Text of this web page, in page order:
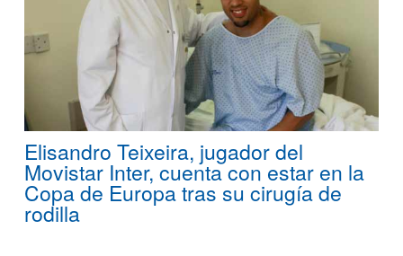
Elisandro Teixeira, jugador del
Movistar Inter, cuenta con estar en la
Copa de Europa tras su cirugía de
rodilla